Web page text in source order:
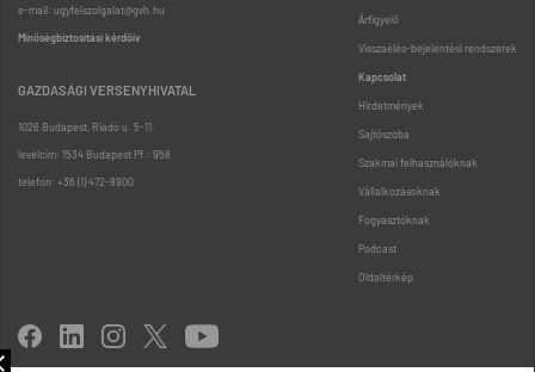
e-mail: ugyfelszolgalat@gvh.hu
Minőségbiztosítási kérdőív
GAZDASÁGI VERSENYHIVATAL
1026 Budapest, Riadó u. 5-11.
levélcím: 1534 Budapest Pf.: 958
telefon: +36 (1) 472-8900
Árfigyelő
Visszaélés-bejelentési rendszerek
Kapcsolat
Hirdetmények
Sajtószoba
Szakmai felhasználóknak
Vállalkozásoknak
Fogyasztóknak
Podcast
Oldaltérkép